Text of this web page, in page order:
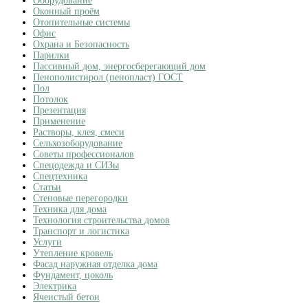
Оконный проём
Отопительные системы
Офис
Охрана и Безопасность
Парилки
Пассивный дом, энергосберегающий дом
Пенополистирол (пенопласт) ГОСТ
Пол
Потолок
Презентация
Применение
Растворы, клея, смеси
Сельхозоборудование
Советы профессионалов
Спецодежда и СИЗы
Спецтехника
Статьи
Стеновые перегородки
Техника для дома
Технология строительства домов
Транспорт и логистика
Услуги
Утепление кровель
Фасад наружная отделка дома
Фундамент, цоколь
Электрика
Ячеистый бетон